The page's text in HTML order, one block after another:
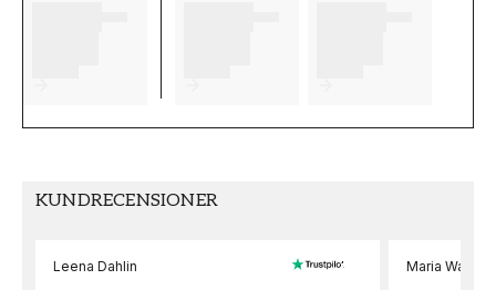
KUNDRECENSIONER
Leena Dahlin Maria